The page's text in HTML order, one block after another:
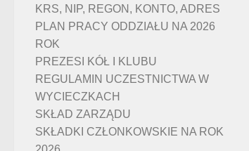
KRS, NIP, REGON, KONTO, ADRES
PLAN PRACY ODDZIAŁU NA 2026
ROK
PREZESI KÓŁ I KLUBU
REGULAMIN UCZESTNICTWA W
WYCIECZKACH
SKŁAD ZARZĄDU
SKŁADKI CZŁONKOWSKIE NA ROK